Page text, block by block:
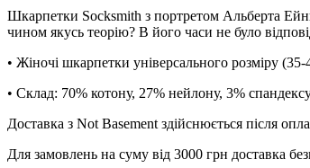
Шкарпетки Socksmith з портретом Альберта
чином якусь теорію? В його часи не було
• Жіночі шкарпетки універсального розміру (35-
• Склад: 70% котону, 27% нейлону, 3%
Доставка з Not Basement здійснюється після
Для замовлень на суму від 3000 грн доставка